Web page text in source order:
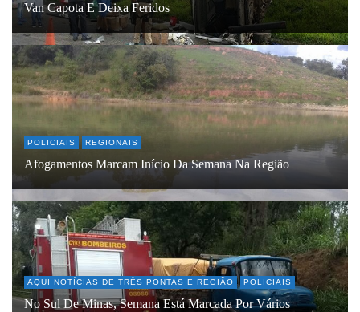
Van Capota E Deixa Feridos
POLICIAIS REGIONAIS
Afogamentos Marcam Início Da Semana Na Região
AQUI NOTÍCIAS DE TRÊS PONTAS E REGIÃO POLICIAIS
No Sul De Minas, Semana Está Marcada Por Vários